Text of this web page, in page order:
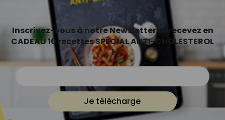
Inscrivez-vous à notre Newsletter et recevez en
CADEAU 10 recettes SPÉCIAL ANTI-CHOLESTEROL
!
Je télécharge